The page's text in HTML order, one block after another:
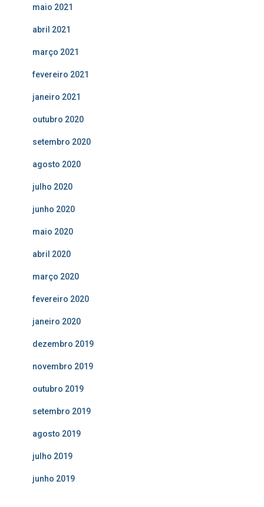
maio 2021
abril 2021
março 2021
fevereiro 2021
janeiro 2021
outubro 2020
setembro 2020
agosto 2020
julho 2020
junho 2020
maio 2020
abril 2020
março 2020
fevereiro 2020
janeiro 2020
dezembro 2019
novembro 2019
outubro 2019
setembro 2019
agosto 2019
julho 2019
junho 2019